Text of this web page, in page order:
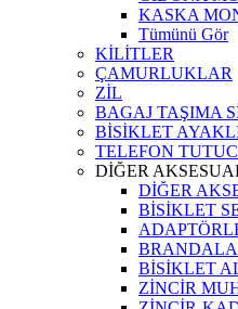
KASKA
Tümünü Gör
KİLİTLER
ÇAMURLUKLAR
ZİL
BAGAJ TAŞIMA
BİSİKLET
TELEFON
DİĞER
DİĞER
BİSİKLET
BİSİKLET
ZİNCİR